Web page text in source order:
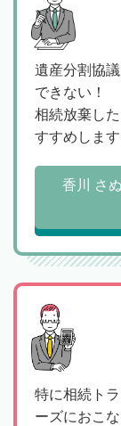
遺産分割協
できない！
相続放棄し
すすめします
香川 さ
特に相続ト
ーズにおこ